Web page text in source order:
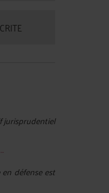
jurisprudentiel
défense est